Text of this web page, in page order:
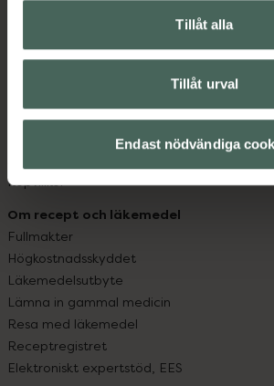
Tillåt alla
Tillåt urval
Endast nödvändiga
Kontakta oss
Hitta apotek
Leverans, betalning och retur
Sajtens tillgänglighet
Köpvillkor
Om recept och läkemedel
Fullmakter
Högkostnadsskyddet
Läkemedelsutbyte
Lämna in gammal medicin
Resa med läkemedel
Receptregistret
Elektroniskt expertstöd, EES